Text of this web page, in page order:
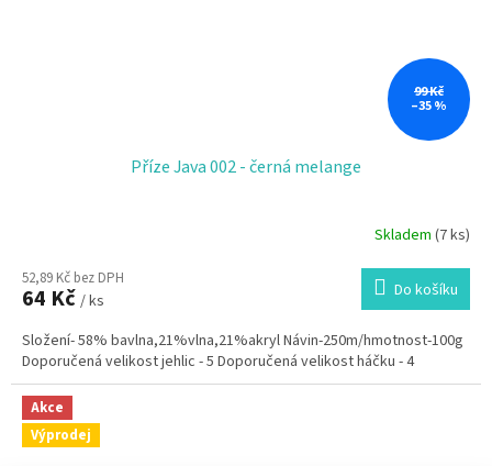
99 Kč
–35 %
Příze Java 002 - černá melange
Skladem (7 ks)
52,89 Kč bez DPH
64 Kč / ks Do košíku
Složení- 58% bavlna,21%vlna,21%akryl Návin-250m/hmotnost-100g
Doporučená velikost jehlic - 5 Doporučená velikost háčku - 4
Akce
Výprodej